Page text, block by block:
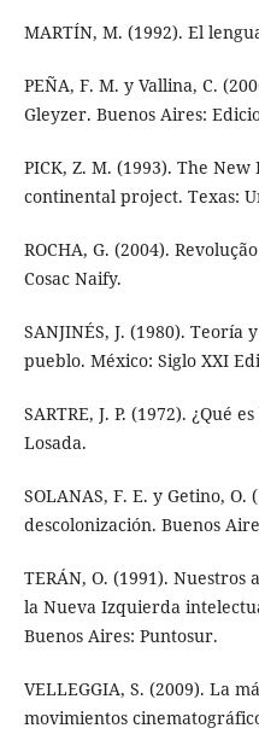
MARTÍN, M. (1992). El
PEÑA, F. M. y Vallina, C.
Gleyzer. Buenos Aires:
PICK, Z. M. (1993). The
continental project. Texas:
ROCHA, G. (2004).
Cosac Naify.
SANJINÉS, J. (1980).
pueblo. México: Siglo XXI
SARTRE, J. P. (1972). ¿Qué
Losada.
SOLANAS, F. E. y Getino,
descolonización. Buenos
TERÁN, O. (1991). Nuestros
la Nueva Izquierda
Buenos Aires: Puntosur.
VELLEGGIA, S. (2009). La
movimientos